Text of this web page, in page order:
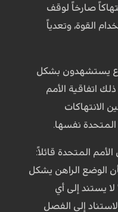
صارخاً لوقف
القوة، وتعدياً
يستشهدون بشكل
ذلك اتفاقية الأمم
الانتهاكات
المتحدة نفسها.
المتحدة قائلاً:
الوضع الراهن يشكل
لا يستند إلى أي
إلى الفصل